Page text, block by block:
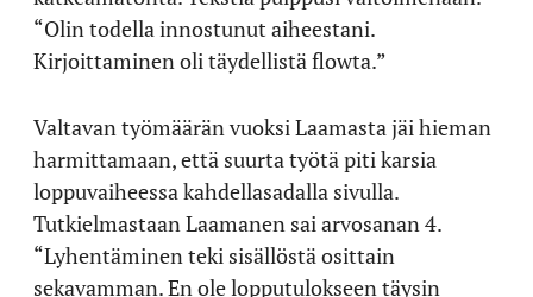
“Olin todella innostunut aiheestani.
Kirjoittaminen oli täydellistä flowta.”
Valtavan työmäärän vuoksi Laamasta jäi hieman
harmittamaan, että suurta työtä piti karsia
loppuvaiheessa kahdellasadalla sivulla.
Tutkielmastaan Laamanen sai arvosanan 4.
“Lyhentäminen teki sisällöstä osittain
sekavamman. En ole lopputulokseen täysin